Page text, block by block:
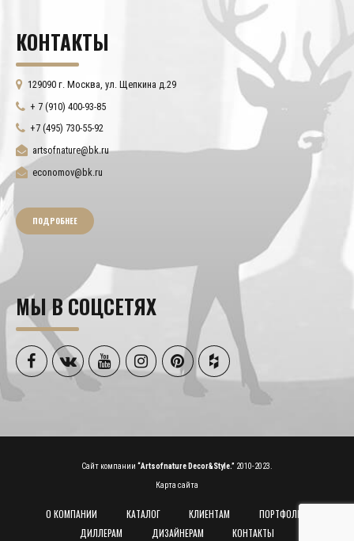
КОНТАКТЫ
129090 г. Москва, ул. Щепкина д.29
+ 7 (910) 400-93-85
+7 (495) 730-55-92
artsofnature@bk.ru
economov@bk.ru
ПОДРОБНЕЕ
МЫ В СОЦСЕТЯХ
Сайт компании “Artsofnature Decor&Style.” 2010-2023.
Карта сайта
О КОМПАНИИ КАТАЛОГ КЛИЕНТАМ
ПОРТФОЛИО
ДИЛЛЕРАМ
ДИЗАЙНЕРАМ КОНТАКТЫ